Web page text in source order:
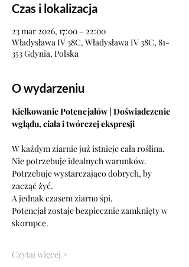
Czas i lokalizacja
23 mar 2026, 17:00 – 22:00
Władysława IV 38C, Władysława IV 38C, 81-
353 Gdynia, Polska
O wydarzeniu
Kiełkowanie Potencjałów | Doświadczenie
wglądu, ciała i twórczej ekspresji
W każdym ziarnie już istnieje cała roślina.
Nie potrzebuje idealnych warunków.
Potrzebuje wystarczająco dobrych, by
zacząć żyć.
A jednak czasem ziarno śpi.
Potencjał zostaje bezpiecznie zamknięty w
skorupce.
Czytaj więcej >